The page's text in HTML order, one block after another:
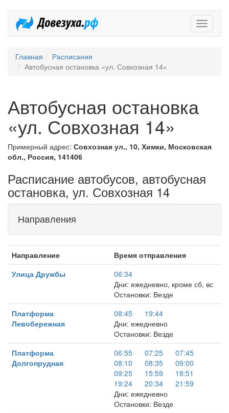
Главная
Расписания
Автобусная остановка «ул. Совхозная 14»
Автобусная остановка
«ул. Совхозная 14»
Примерный адрес: Совхозная ул., 10, Химки, Московская
обл., Россия, 141406
Расписание автобусов, автобусная
остановка, ул. Совхозная 14
Направления
Направление
Время отправления
Улица Дружбы
06:34
Дни: ежедневно, кроме сб, вс
Остановки: Везде
Платформа
Левобережная
08:45
19:44
Дни: ежедневно
Остановки: Везде
Платформа
Долгопрудная
06:55 07:25
07:45
08:10
08:35
09:00
09:25
15:59
18:51
19:24
20:34
21:59
Дни: ежедневно
Остановки: Везде